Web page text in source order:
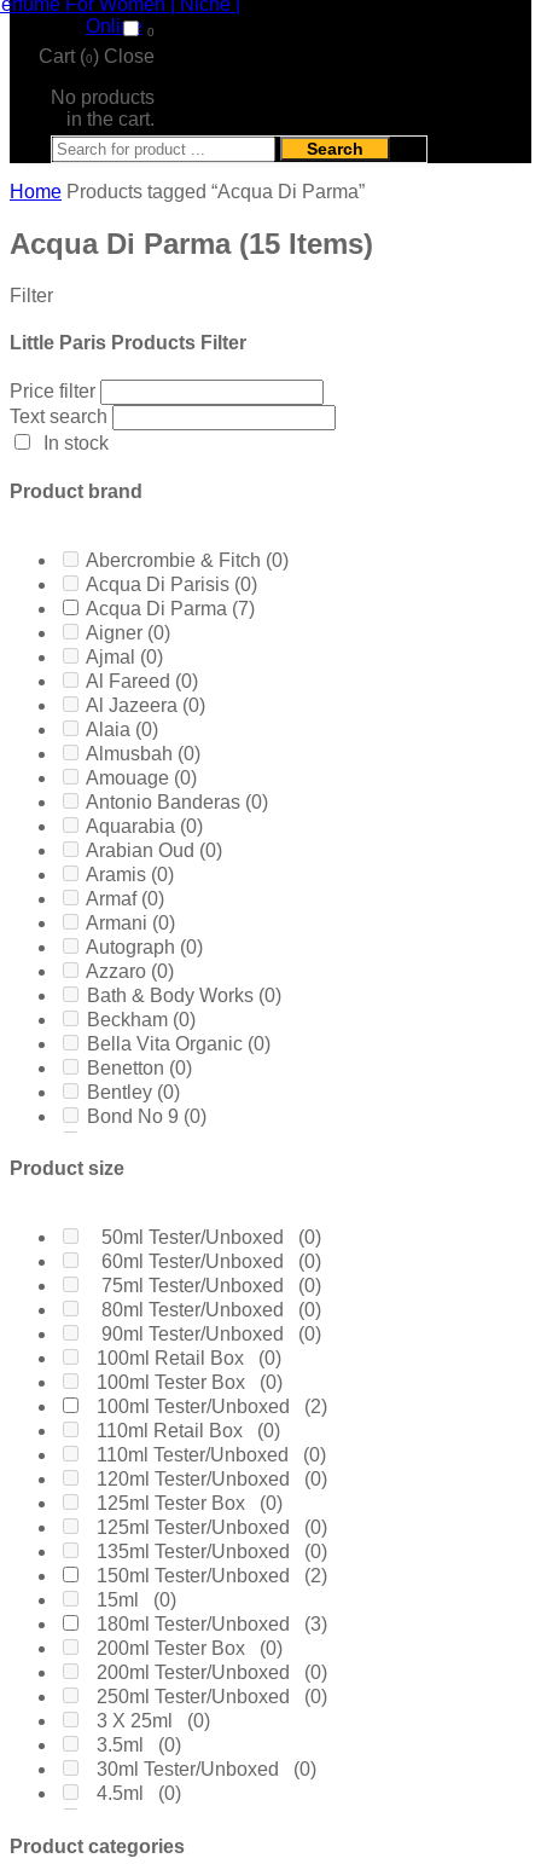
0
Cart (0) Close
No products
in the cart.
Search
Home Products tagged “Acqua Di Parma”
Acqua Di Parma (15 Items)
Filter
Little Paris Products Filter
Price filter
Text search
In stock
Product brand
Abercrombie & Fitch (0)
Acqua Di Parisis (0)
Acqua Di Parma (7)
Aigner (0)
Ajmal (0)
Al Fareed (0)
Al Jazeera (0)
Alaia (0)
Almusbah (0)
Amouage (0)
Antonio Banderas (0)
Aquarabia (0)
Arabian Oud (0)
Aramis (0)
Armaf (0)
Armani (0)
Autograph (0)
Azzaro (0)
Bath & Body Works (0)
Beckham (0)
Bella Vita Organic (0)
Benetton (0)
Bentley (0)
Bond No 9 (0)
Boucheron
Byredo(0)
Calvin Klein(0)
Carolina Herrera(0)
Cartier(0)
Chanel(0)
Cherie (0)
Chloe(0)
Chopard(0)
Clinique(0)
Coach (0)
Creed (0)
Daarej (0)
Davidoff(0)
Diesel (0)
Dior(0)
Diptyque(0)
Dolce & Gabanne(0)
Dunhill (0)
Elie Saab(0)
Elizabeth Arden(0)
Emanuel Ungaro
Encre Noire
Ermenegildo Zegna(0)
Escada
(0)
Fakhar(0)
Product size
50ml Tester/Unboxed (0)
60ml Tester/Unboxed (0)
75ml Tester/Unboxed (0)
80ml Tester/Unboxed (0)
90ml Tester/Unboxed (0)
100ml Retail Box (0)
100ml Tester Box (0)
100ml Tester/Unboxed (2)
110ml Retail Box (0)
110ml Tester/Unboxed (0)
120ml Tester/Unboxed (0)
125ml Tester Box (0)
125ml Tester/Unboxed (0)
135ml Tester/Unboxed (0)
150ml Tester/Unboxed (2)
15ml (0)
180ml Tester/Unboxed (3)
200ml Tester Box (0)
200ml Tester/Unboxed (0)
250ml Tester/Unboxed (0)
3 X 25ml (0)
3.5ml (0)
30ml Tester/Unboxed (0)
4.5ml (0)
4ml(0)
Product categories